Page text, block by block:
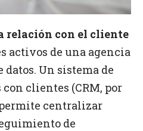
relación con el cliente
activos de una agencia
datos. Un sistema de
clientes (CRM, por
centralizar
de